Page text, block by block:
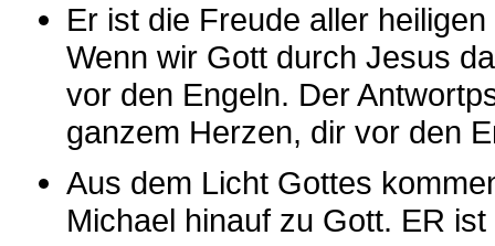
Er ist die Freude aller
Wenn wir Gott durch Jesus
vor den Engeln. Der
ganzem Herzen, dir vor den
Aus dem Licht Gottes
Michael hinauf zu Gott. ER